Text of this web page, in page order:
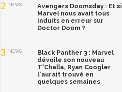
2 NEWS
Avengers Doomsday : Et si
Marvel nous avait tous
induits en erreur sur
Doctor Doom ?
3 NEWS
Black Panther 3 : Marvel
dévoile son nouveau
T'Challa, Ryan Coogler
l'aurait trouvé en
quelques semaines